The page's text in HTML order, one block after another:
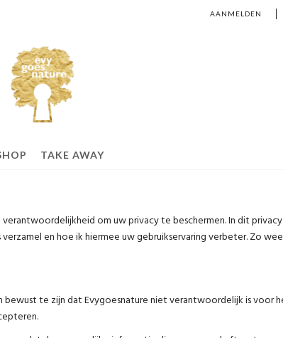
AANMELDEN
TAKE AWAY
om uw privacy te beschermen. In dit
en hoe ik hiermee uw gebruikservaring verbeter. Zo
te zijn dat Evygoesnature niet verantwoordelijk is voor